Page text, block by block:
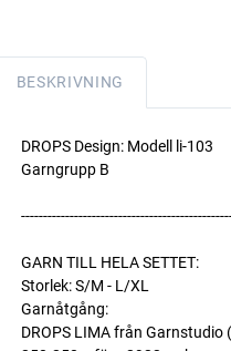
BESKRIVNING
DROPS Design: Modell li-103
Garngrupp B
GARN TILL HELA SETTET:
Storlek: S/M - L/XL
Garnåtgång:
DROPS LIMA från Garnstudio